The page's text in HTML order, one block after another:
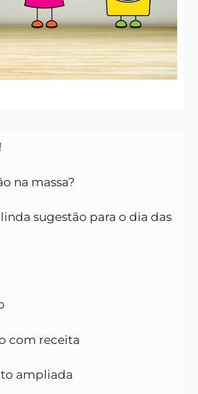
na massa?
sugestão para o dia das
com receita
ampliada